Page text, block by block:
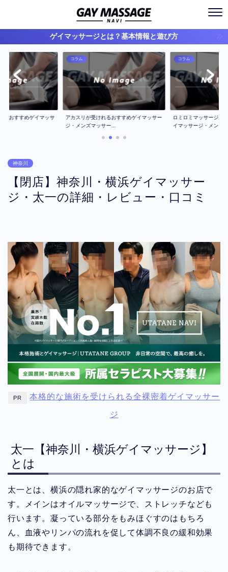
ゲイマッサージとは？基本情報と遊び方
のおすすめゲイマッサ
コラム
アカスリが受けれるおすすめゲイマッサー
ジ・メンズマッサー...
コラム
ロミロミマッサージが
イマッサージ・メン...
神奈川
【閉店】神奈川・横浜ゲイマッサー
ジ・太一の詳細・レビュー・口コミ
PR 本格的な施術を受けられる全裸密着ゲイマッサー
ジ
太一【神奈川・横浜ゲイマッサージ】
とは
太一とは、横浜の隠れ家的なゲイマッサージのお店で
す。メインはオイルマッサージで、ストレッチなども
行います。凝っている部分をもみほぐすのはもちろ
ん、血液やリンパの流れを促して体調不良の緩和効果
も期待できます。